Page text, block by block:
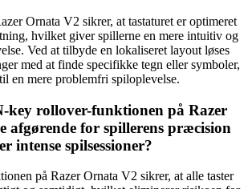
Ornata V2 sikrer, at tastaturet er optimeret
hvilket giver spillerne en mere intuitiv og
Ved at tilbyde en lokaliseret layout løses
med at finde specifikke tegn eller symboler,
en mere problemfri spiloplevelse.
key rollover-funktionen på Razer
afgørende for spillerens præcision
intense spilsessioner?
på Razer Ornata V2 sikrer, at alle taster